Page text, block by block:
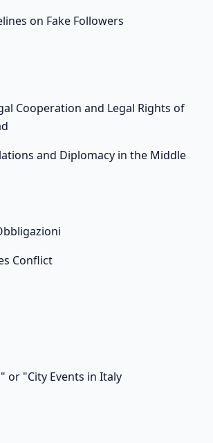
on Fake Followers
Cooperation and Legal Rights of
and Diplomacy in the Middle
Conflict
or "City Events in Italy